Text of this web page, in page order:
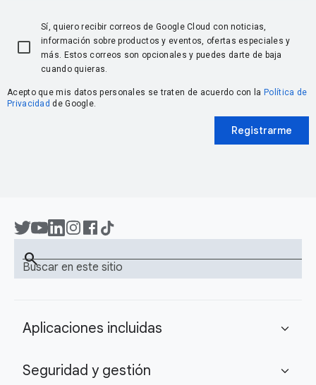
Sí, quiero recibir correos de Google Cloud con noticias,
información sobre productos y eventos, ofertas especiales y
más. Estos correos son opcionales y puedes darte de baja
cuando quieras.
Acepto que mis datos personales se traten de acuerdo con la Política de
Privacidad de Google.
Registrarme
Buscar en este sitio
search
Aplicaciones incluidas expand_more
Seguridad y gestión expand_more